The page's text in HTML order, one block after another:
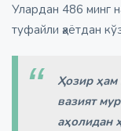
Улардан 486 минг
туфайли ҳаётдан
Ҳозир ҳам
вазият
аҳолидан